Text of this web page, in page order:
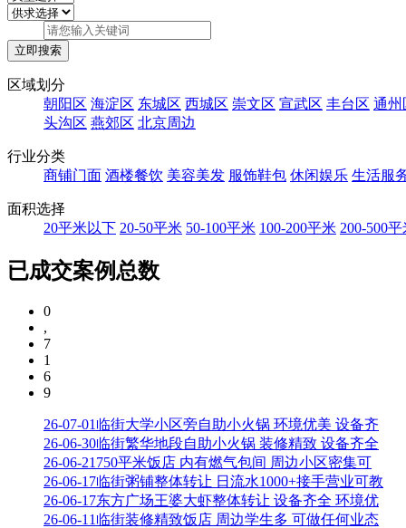
区域划分
朝阳区 海淀区 东城区 西城区 崇文区 宣武区 丰台区 通州
头沟区 燕郊区 北京周边
行业分类
商铺门面 酒楼餐饮 美容美发 服饰鞋包 休闲娱乐 生活服
面积选择
20平米以下 20-50平米 50-100平米 100-200平米 200-500平
已成交案例总数
0
,
7
1
6
9
26-07-01 临街大学小区旁自助小火锅 环境优美 设备齐
26-06-30临街繁华地段自助小火锅 装修精致 设备齐全
26-06-21 750平米饭店 内有燃气包间 周边小区密集可
26-06-17临街粥铺整体转让 日流水1000+接手营业可教
26-06-17东方广场王婆大虾整体转让 设备齐全 环境优
26-06-11 临街装修精致饭店 周边学生多 可做任何业态